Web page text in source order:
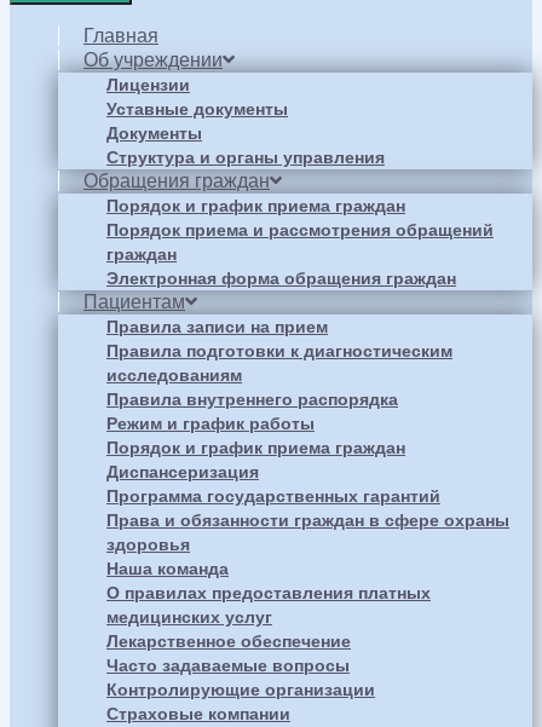
Главная
Об учреждении
Лицензии
Уставные документы
Документы
Структура и органы управления
Обращения граждан
Порядок и график приема граждан
Порядок приема и рассмотрения обращений
граждан
Электронная форма обращения граждан
Пациентам
Правила записи на прием
Правила подготовки к диагностическим
исследованиям
Правила внутреннего распорядка
Режим и график работы
Порядок и график приема граждан
Диспансеризация
Программа государственных гарантий
Права и обязанности граждан в сфере охраны
здоровья
Наша команда
О правилах предоставления платных
медицинских услуг
Лекарственное обеспечение
Часто задаваемые вопросы
Контролирующие организации
Страховые компании